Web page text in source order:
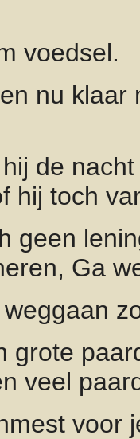
voedsel.
nu klaar
de
hij toch
geen
Ga
grote
veel
voor